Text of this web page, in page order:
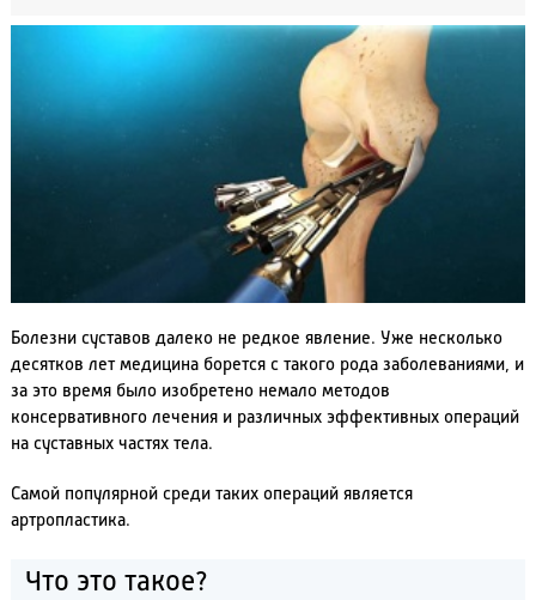
Болезни суставов далеко не редкое явление. Уже несколько
десятков лет медицина борется с такого рода заболеваниями, и
за это время было изобретено немало методов
консервативного лечения и различных эффективных операций
на суставных частях тела.
Самой популярной среди таких операций является
артропластика.
Что это такое?